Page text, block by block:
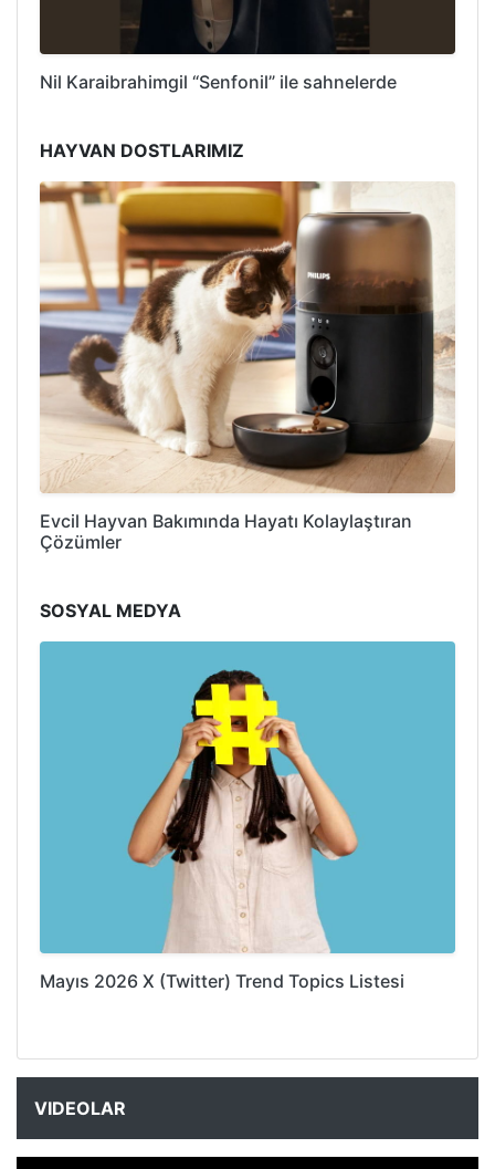
Nil Karaibrahimgil “Senfonil” ile sahnelerde
HAYVAN DOSTLARIMIZ
Evcil Hayvan Bakımında Hayatı Kolaylaştıran
Çözümler
SOSYAL MEDYA
Mayıs 2026 X (Twitter) Trend Topics Listesi
VIDEOLAR